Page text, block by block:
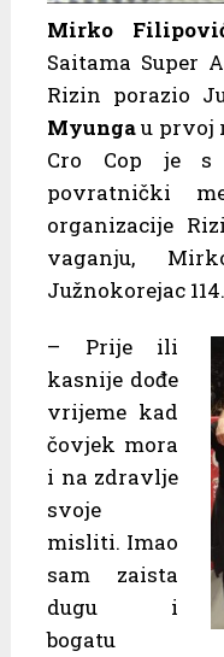
Mirko
Saitama Super
Rizin porazio
Myungau prvoj
Cro Cop je s
povratnički
organizacije
vaganju,
Južnokorejac
– Prije ili
kasnije dođe
vrijeme kad
čovjek mora
i na zdravlje
svoje
misliti. Imao
sam zaista
dugu i
bogatu